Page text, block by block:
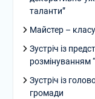
таланти”
Майстер –
Зустріч із
розмінуванням
Зустріч із
громади